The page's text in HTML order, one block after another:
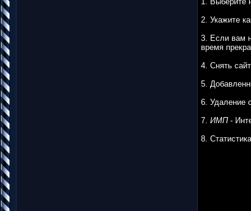
2. Укажите
3. Если вам
время
4. Снять
5.
6. Удаление
7. ИМП-
8.